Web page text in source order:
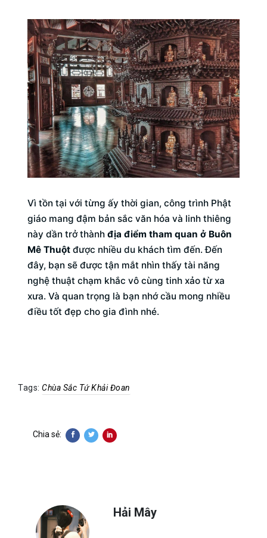
Vì tồn tại với từng ấy thời gian, công trình Phật
giáo mang đậm bản sắc văn hóa và linh thiêng
này dần trở thành địa điểm tham quan ở Buôn
Mê Thuột được nhiều du khách tìm đến. Đến
đây, bạn sẽ được tận mắt nhìn thấy tài năng
nghệ thuật chạm khắc vô cùng tinh xảo từ xa
xưa. Và quan trọng là bạn nhớ cầu mong nhiều
điều tốt đẹp cho gia đình nhé.
Tags: Chùa Sắc Tứ Khải Đoan
Chia sẻ:
Hải Mây